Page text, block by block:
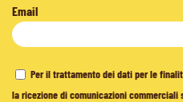
Email
Per il trattamento dei dati per le
la ricezione di comunicazioni